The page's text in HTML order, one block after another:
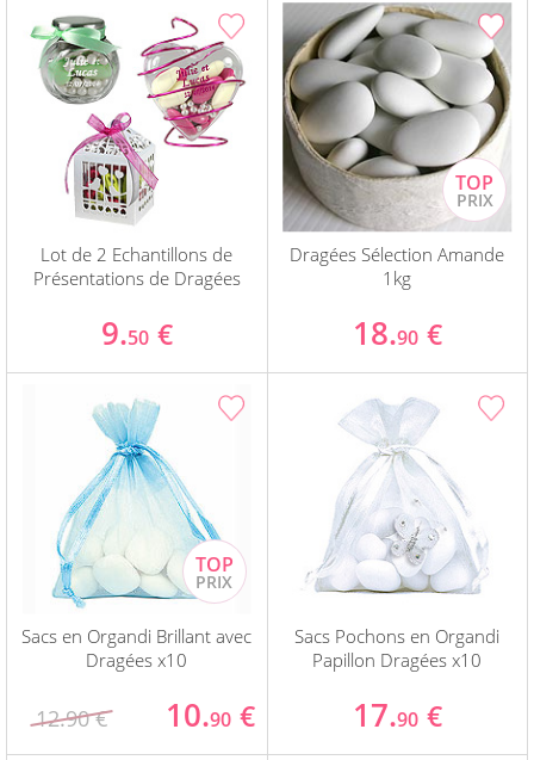
Lot de 2 Echantillons de
Présentations de Dragées
9.50 €
Dragées Sélection Amande
1kg
18.90 €
Sacs en Organdi Brillant avec
Dragées x10
12.90 € 10.90 €
Sacs Pochons en Organdi
Papillon Dragées x10
17.90 €